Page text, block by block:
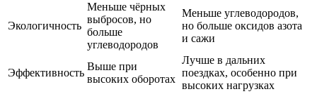
Экологичность
Меньше чёрных
выбросов, но
больше
углеводородов
Меньше углеводородов,
но больше оксидов азота
и сажи
Эффективность
Выше при
высоких оборотах
Лучше в дальних
поездках, особенно при
высоких нагрузках